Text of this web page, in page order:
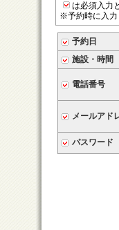
は必須入力
※予約時に入力
予約日
施設・時間
電話番号
メールアド
パスワード